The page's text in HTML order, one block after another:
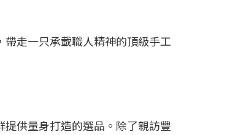
走一只承載職人精神的頂級手工
提供量身打造的選品。除了親訪豐